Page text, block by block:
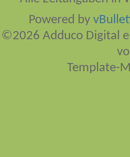
Powered by
Adduco Digital
Template-